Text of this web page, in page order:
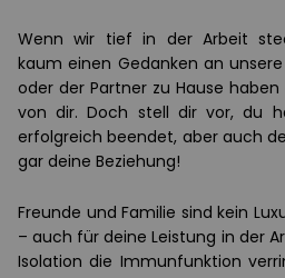
Wenn wir tief in der Arbeit
kaum einen Gedanken an
oder der Partner zu Hause
von dir. Doch stell dir vor, du
erfolgreich beendet, aber auch
gar deine Beziehung!
Freunde und Familie sind kein
– auch für deine Leistung in der
Isolation die Immunfunktion